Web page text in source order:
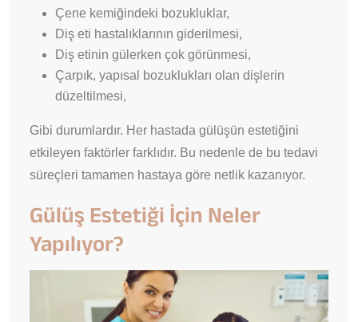
Çene kemiğindeki bozukluklar,
Diş eti hastalıklarının giderilmesi,
Diş etinin gülerken çok görünmesi,
Çarpık, yapısal bozuklukları olan dişlerin
düzeltilmesi,
Gibi durumlardır. Her hastada gülüşün estetiğini
etkileyen faktörler farklıdır. Bu nedenle de bu tedavi
süreçleri tamamen hastaya göre netlik kazanıyor.
Gülüş Estetiği İçin Neler
Yapılıyor?